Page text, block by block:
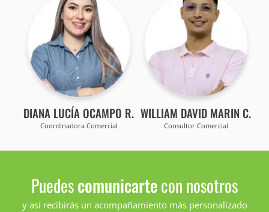
DIANA LUCÍA OCAMPO R.
Coordinadora Comercial
WILLIAM DAVID MARIN C.
Consultor Comercial
Puedescomunicartecon nosotros
y así recibirás un acompañamiento más personalizado